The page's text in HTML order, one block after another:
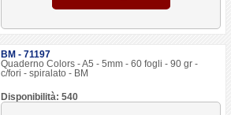
BM - 71197
Quaderno Colors - A5 - 5mm - 60 fogli - 90 gr -
c/fori - spiralato - BM
Disponibilità: 540